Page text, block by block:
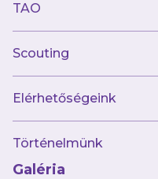
TAO
Scouting
Elérhetőségeink
Történelmünk
Galéria
augusztus 7.
Hazai pályán, az
szezont női